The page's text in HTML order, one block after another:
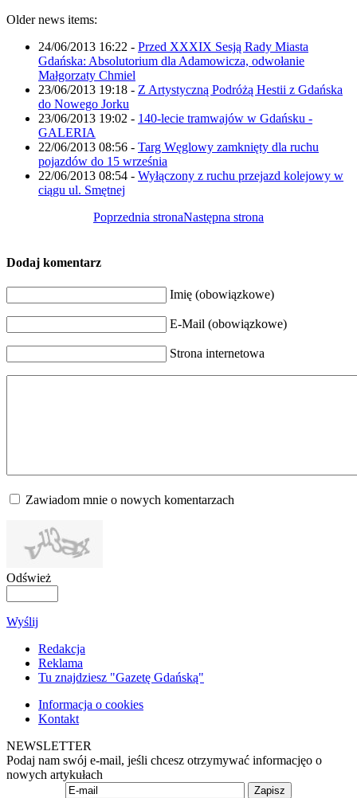
Older news items:
24/06/2013 16:22 - Przed XXXIX Sesją Rady Miasta
Gdańska: Absolutorium dla Adamowicza, odwołanie
Małgorzaty Chmiel
23/06/2013 19:18 - Z Artystyczną Podróżą Hestii z Gdańska
do Nowego Jorku
23/06/2013 19:02 - 140-lecie tramwajów w Gdańsku -
GALERIA
22/06/2013 08:56 - Targ Węglowy zamknięty dla ruchu
pojazdów do 15 września
22/06/2013 08:54 - Wyłączony z ruchu przejazd kolejowy w
ciągu ul. Smętnej
Poprzednia stronaNastępna strona
Dodaj komentarz
Imię (obowiązkowe)
E-Mail (obowiązkowe)
Strona internetowa
Zawiadom mnie o nowych komentarzach
Odśwież
Wyślij
Redakcja
Reklama
Tu znajdziesz "Gazetę Gdańską"
Informacja o cookies
Kontakt
NEWSLETTER
Podaj nam swój e-mail, jeśli chcesz otrzymywać informacjęo o
nowych artykułach
Zapisz